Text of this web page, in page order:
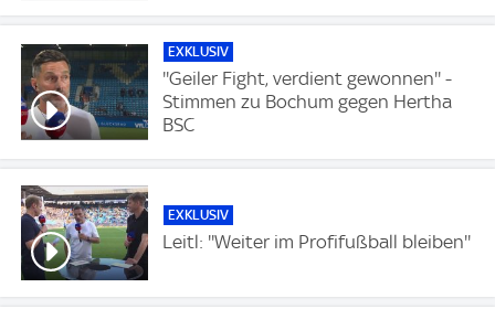
EXKLUSIV
''Geiler Fight, verdient gewonnen'' -
Stimmen zu Bochum gegen Hertha
BSC
EXKLUSIV
Leitl: ''Weiter im Profifußball bleiben''